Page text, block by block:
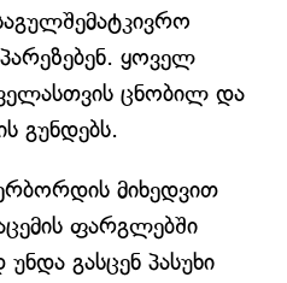
ყოველ
ცნობილ და
გუნდებს.
მიხედვით
ფარგლებში
გასცენ პასუხი